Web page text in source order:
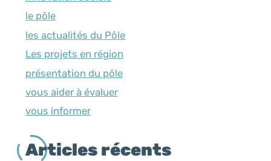
le pôle
les actualités du Pôle
Les projets en région
présentation du pôle
vous aider à évaluer
vous informer
Articles récents